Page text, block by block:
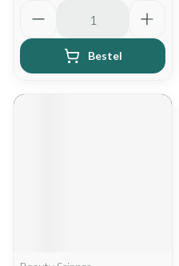
Bestel